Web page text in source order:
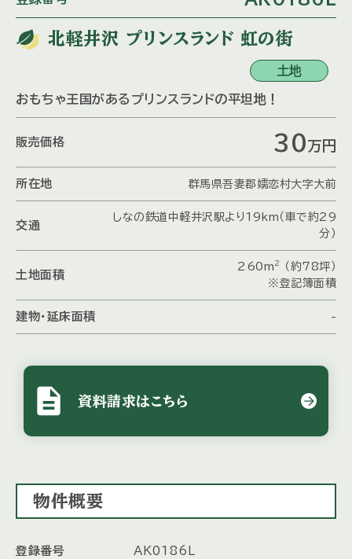
北軽井沢 プリンスランド 虹の街
土地
おもちゃ王国があるプリンスランドの平坦地！
販売価格 30万 円
所在地 群馬県吾妻郡嬬恋村大字大前
交通
しなの鉄道中軽井沢駅より19km（車で約29
分）
土地面積
260m 2
（約78坪）
※登記簿面積
建物・延床面積 -
description 資料請求はこちら
物件概要
登録番号 AK0186L